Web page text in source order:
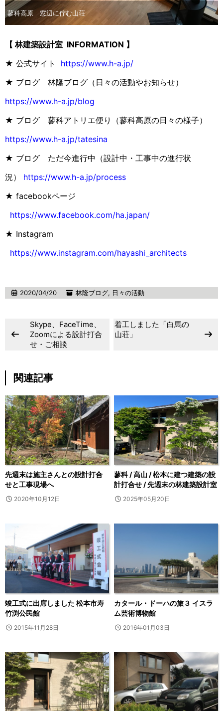
蓼科高原 窓辺に佇む山荘
【 林建築設計室 INFORMATION 】
★ 公式サイト https://www.h-a.jp/
★ ブログ 林隆ブログ（日々の活動やお知らせ）
https://www.h-a.jp/blog
★ ブログ 蓼科アトリエ便り（蓼科高原の日々の様子）
https://www.h-a.jp/tatesina
★ ブログ ただ今進行中（設計中・工事中の進行状
況） https://www.h-a.jp/process
★ facebookページ
https://www.facebook.com/ha.japan/
★ Instagram
https://www.instagram.com/hayashi_architects
2020/04/20 林隆ブログ, 日々の活動
Skype、FaceTime、
Zoomによる設計打合
せ・ご相談
着工しました「白馬の
山荘」
関連記事
先週末は施主さんとの設計打合
せと工事現場へ
2020年10月12日
蓼科 / 高山 / 松本に建つ建築の設
計打合せ / 先週末の林建築設計室
2025年05月20日
竣工式に出席しました 松本市寿
竹渕公民館
2015年11月28日
カタール・ドーハの旅３ イスラ
ム芸術博物館
2016年01月03日